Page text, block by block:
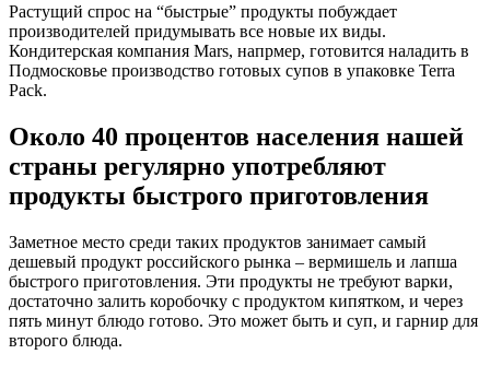
Растущий спрос на “быстрые” продукты побуждает
производителей придумывать все новые их виды.
Кондитерская компания Mars, напрмер, готовится наладить в
Подмосковье производство готовых супов в упаковке Terra
Pack.
Около 40 процентов населения нашей
страны регулярно употребляют
продукты быстрого приготовления
Заметное место среди таких продуктов занимает самый
дешевый продукт российского рынка – вермишель и лапша
быстрого приготовления. Эти продукты не требуют варки,
достаточно залить коробочку с продуктом кипятком, и через
пять минут блюдо готово. Это может быть и суп, и гарнир для
второго блюда.